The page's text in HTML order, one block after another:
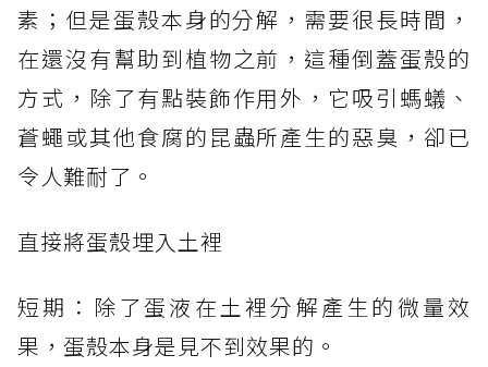
素；但是蛋殼本身的分解，需要很長時間，
在還沒有幫助到植物之前，這種倒蓋蛋殼的
方式，除了有點裝飾作用外，它吸引螞蟻、
蒼蠅或其他食腐的昆蟲所產生的惡臭，卻已
令人難耐了。
直接將蛋殼埋入土裡
短期：除了蛋液在土裡分解產生的微量效
果，蛋殼本身是見不到效果的。